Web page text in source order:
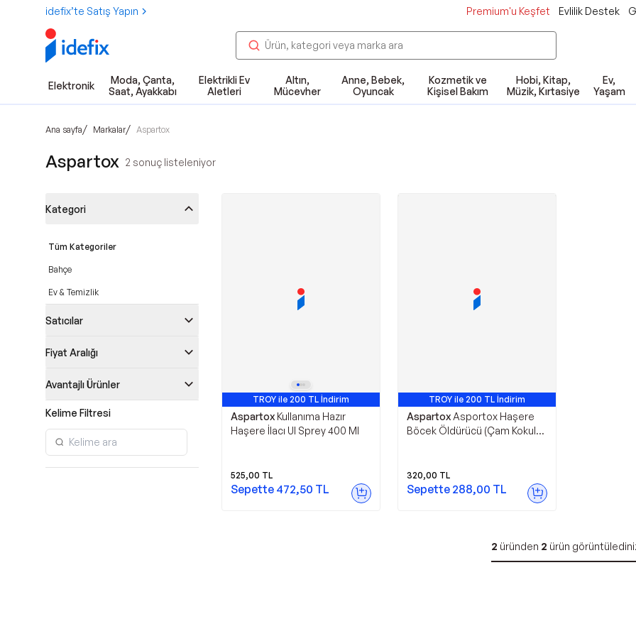
idefix’te Satış Yapın Premium'u Keşfet Evlilik Destek
Elektronik
Moda, Çanta,
Saat, Ayakkabı
Elektrikli Ev
Aletleri
Altın,
Mücevher
Anne, Bebek,
Oyuncak
Kozmetik ve
Kişisel Bakım
Hobi, Kitap,
Müzik, Kırtasiye
Ev,
Yaşam
Ana sayfa/ Markalar/ Aspartox
Aspartox 2 sonuç listeleniyor
Kategori
Tüm Kategoriler
Bahçe
Ev & Temizlik
Satıcılar
Fiyat Aralığı
Avantajlı Ürünler
Kelime Filtresi
TROY ile 200 TL İndirim
Aspartox Kullanıma Hazır
Haşere İlacı Ul Sprey 400 Ml
525,00 TL
Sepette 472,50 TL
TROY ile 200 TL İndirim
Aspartox Asportox Haşere
Böcek Öldürücü (Çam Kokulu)
320,00 TL
Sepette 288,00 TL
2 üründen 2 ürün